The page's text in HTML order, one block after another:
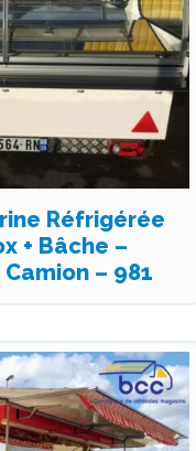
Réfrigérée
+ Bâche –
– 981